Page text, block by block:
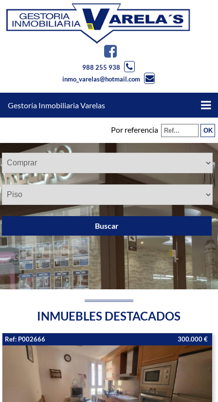
988 255 938
inmo_varelas@hotmail.com
Gestoría Inmobiliaria Varelas
Por referencia
Buscar
INMUEBLES DESTACADOS
Ref: P002666 300.000 €